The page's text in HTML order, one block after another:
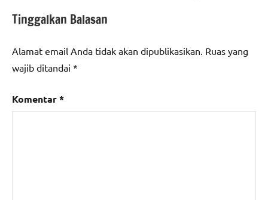
Tinggalkan Balasan
Alamat email Anda tidak akan dipublikasikan. Ruas yang
wajib ditandai *
Komentar*